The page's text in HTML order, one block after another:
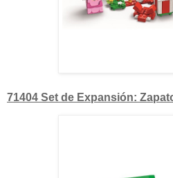
71404 Set de Expansión: